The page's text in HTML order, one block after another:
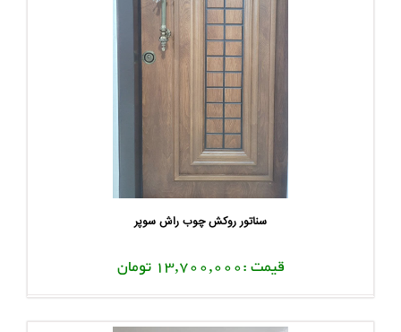
سناتور روکش چوب راش سوپر
قیمت :13,700,000 تومان